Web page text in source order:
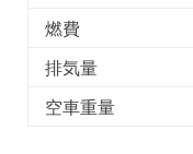
燃費
排気量
空車重量